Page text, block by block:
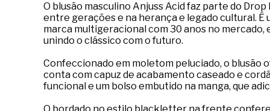
O blusão masculino Anjuss Acid faz parte do
entre gerações e na herança e legado cultural. É
marca multigeracional com 30 anos no mercado,
unindo o clássico com o futuro.
Confeccionado em moletom peluciado, o
conta com capuz de acabamento caseado e
funcional e um bolso embutido na manga, que